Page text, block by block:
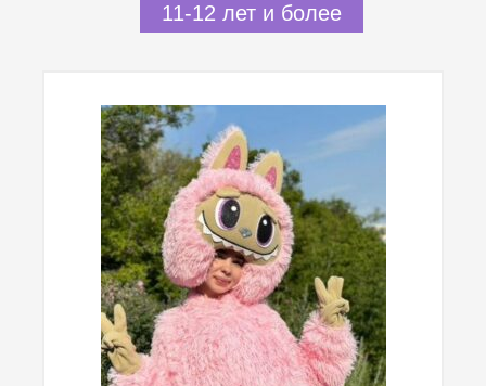
11-12 лет и более